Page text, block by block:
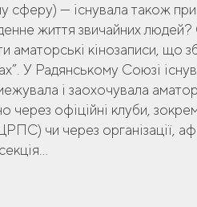
сферу) — існувала також
життя звичайних
аматорські кінозаписи, що
У Радянському Союзі
і заохочувала
через офіційні клуби,
чи через організації,